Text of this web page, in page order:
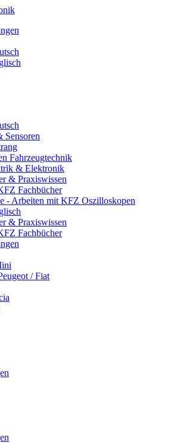
Sensoren
Fahrzeugtechnik
& Elektronik
& Praxiswissen
Fachbücher
- Arbeiten mit KFZ Oszilloskopen
& Praxiswissen
Fachbücher
/ Fiat